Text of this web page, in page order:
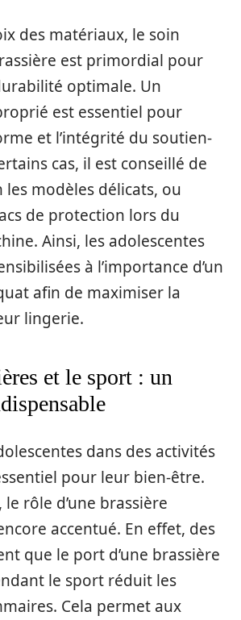
des matériaux, le soin
est primordial pour
optimale. Un
est essentiel pour
et l’intégrité du soutien-
cas, il est conseillé de
les modèles délicats, ou
de protection lors du
Ainsi, les adolescentes
à l’importance d’un
afin de maximiser la
lingerie.
et le sport : un
dans des activités
pour leur bien-être.
le rôle d’une brassière
accentué. En effet, des
que le port d’une brassière
le sport réduit les
Cela permet aux